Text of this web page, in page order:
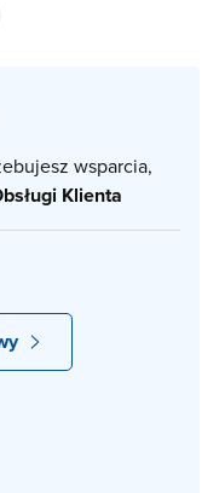
wsparcia,
Klienta